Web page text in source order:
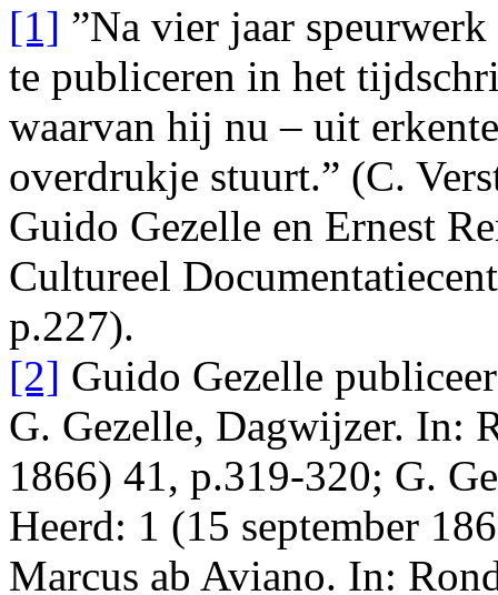
[1] ”Na vier jaar
te publiceren in het
waarvan hij nu – uit
overdrukje stuurt.” (C.
Guido Gezelle en Ernest
Cultureel
p.227).
[2] Guido Gezelle
G. Gezelle, Dagwijzer. In:
1866) 41, p.319-320; G.
Heerd: 1 (15 september
Marcus ab Aviano. In: